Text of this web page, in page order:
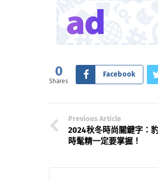
0
Shares
Facebook
Previous Article
2024秋冬時尚關鍵字：
時髦精一定要掌握！